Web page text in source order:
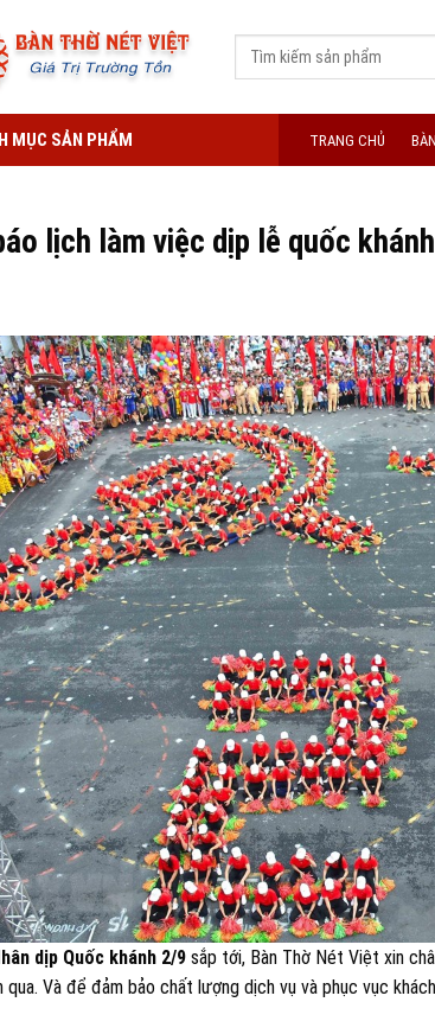
MỤC SẢN PHẨM TRANG CHỦ
lịch làm việc dịp lễ quốc
dịp Quốc khánh 2/9 sắp tới, Bàn Thờ Nét Việt xin
qua. Và để đảm bảo chất lượng dịch vụ và phục vục